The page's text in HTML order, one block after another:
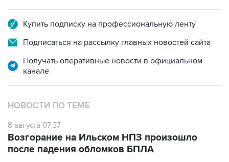
Купить подписку на профессиональную ленту
Подписаться на рассылку главных новостей сайта
Получать оперативные новости в официальном
канале
НОВОСТИ ПО ТЕМЕ
8 августа 07:37
Возгорание на Ильском НПЗ произошло
после падения обломков БПЛА